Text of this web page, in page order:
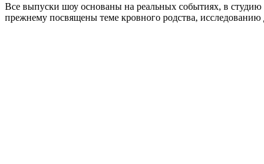
Все выпуски шоу основаны на реальных событиях, в
прежнему посвящены теме кровного родства,